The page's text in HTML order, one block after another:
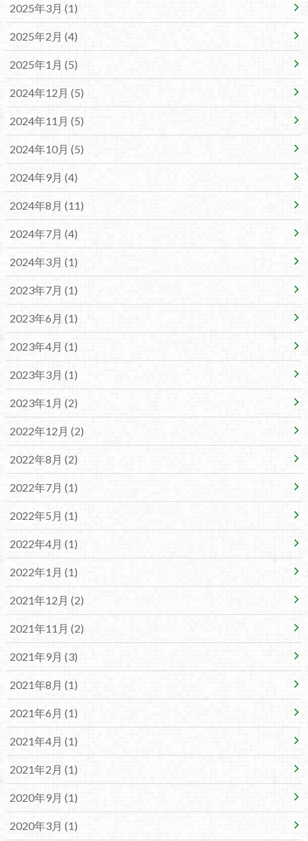
2025年3月 (1)
2025年2月 (4)
2025年1月 (5)
2024年12月 (5)
2024年11月 (5)
2024年10月 (5)
2024年9月 (4)
2024年8月 (11)
2024年7月 (4)
2024年3月 (1)
2023年7月 (1)
2023年6月 (1)
2023年4月 (1)
2023年3月 (1)
2023年1月 (2)
2022年12月 (2)
2022年8月 (2)
2022年7月 (1)
2022年5月 (1)
2022年4月 (1)
2022年1月 (1)
2021年12月 (2)
2021年11月 (2)
2021年9月 (3)
2021年8月 (1)
2021年6月 (1)
2021年4月 (1)
2021年2月 (1)
2020年9月 (1)
2020年3月 (1)